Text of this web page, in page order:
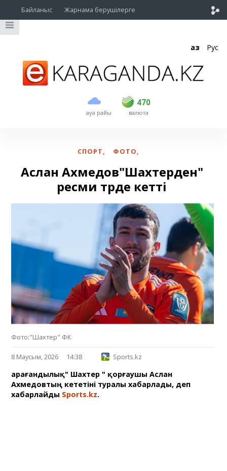
Байланыс Жарнама берушілерге
Қаз Рус
ауа райы
470
USD 469 470
EUR валюта
СПОРТ, ФОТО,
Аслан Ахмедов"Шахтерден"
ресми түрде кетті
Фото:"Шахтер" ФК
8 Маусым, 2026 14:38 Sports.kz
Қарағандылық" Шахтер " қорғаушы Аслан
Ахмедовтың кететіні туралы хабарлады, деп
хабарлайды Sports.kz.